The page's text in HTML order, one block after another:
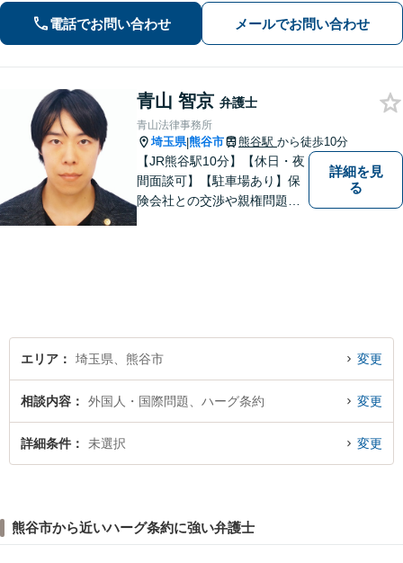
電話でお問い合わせ メールでお問い合わせ
青山 智京 弁護士
青山法律事務所
埼玉県|熊谷市 熊谷駅 から徒歩10分
【JR熊谷駅10分】【休日・夜
間面談可】【駐車場あり】保
険会社との交渉や親権問題、
詳細を見
る
エリア 埼玉県、熊谷市 変更
相談内容 外国人・国際問題、ハーグ条約 変更
詳細条件 未選択 変更
熊谷市から近いハーグ条約に強い弁護士